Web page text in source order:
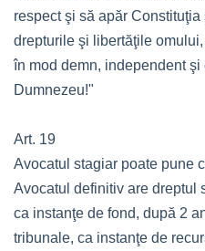
respect şi să apăr
drepturile şi libertăţile
în mod demn, independent
Dumnezeu!"
Art. 19
Avocatul stagiar poate pune
Avocatul definitiv are dreptul
ca instanţe de fond, după 2
tribunale, ca instanţe de